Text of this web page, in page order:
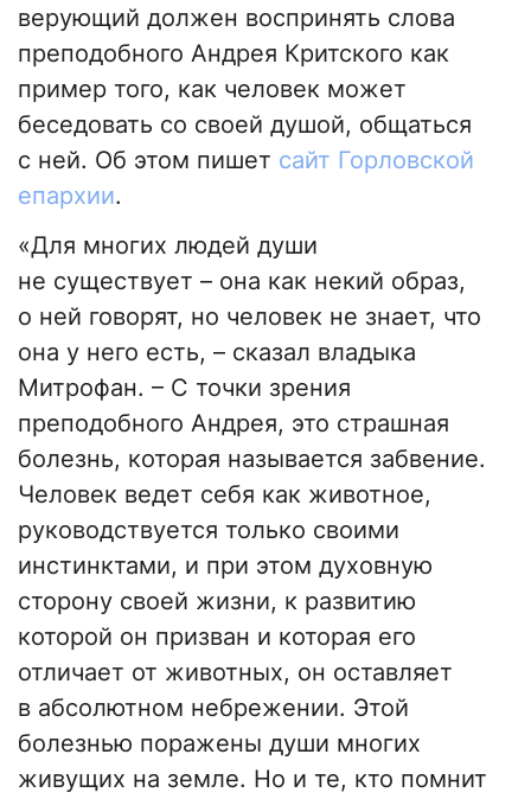
верующий должен воспринять слова
преподобного Андрея Критского как
пример того, как человек может
беседовать со своей душой, общаться
с ней. Об этом пишет сайт Горловской
епархии.
«Для многих людей души
не существует – она как некий образ,
о ней говорят, но человек не знает, что
она у него есть, – сказал владыка
Митрофан. – С точки зрения
преподобного Андрея, это страшная
болезнь, которая называется забвение.
Человек ведет себя как животное,
руководствуется только своими
инстинктами, и при этом духовную
сторону своей жизни, к развитию
которой он призван и которая его
отличает от животных, он оставляет
в абсолютном небрежении. Этой
болезнью поражены души многих
живущих на земле. Но и те, кто помнит